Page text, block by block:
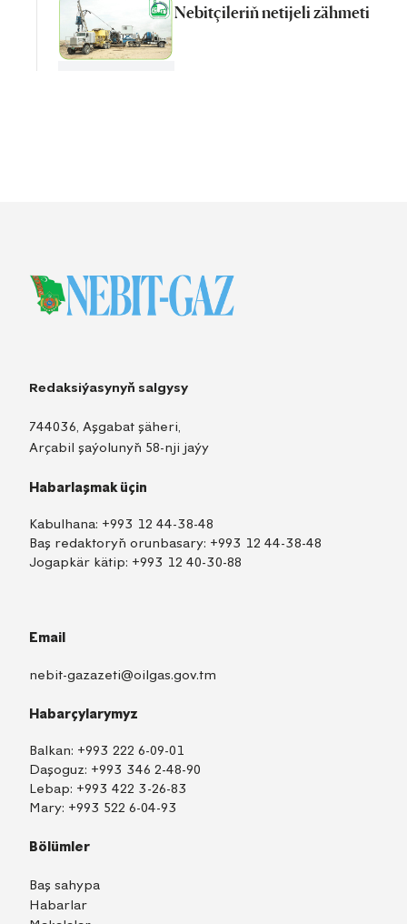
Nebitçileriň netijeli zähmeti
Redaksiýasynyň salgysy
744036, Aşgabat şäheri,
Arçabil şaýolunyň 58-nji jaýy
Habarlaşmak üçin
Kabulhana: +993 12 44-38-48
Baş redaktoryň orunbasary: +993 12 44-38-48
Jogapkär kätip: +993 12 40-30-88
Email
nebit-gazazeti@oilgas.gov.tm
Habarçylarymyz
Balkan: +993 222 6-09-01
Daşoguz: +993 346 2-48-90
Lebap: +993 422 3-26-83
Mary: +993 522 6-04-93
Bölümler
Baş sahypa
Habarlar